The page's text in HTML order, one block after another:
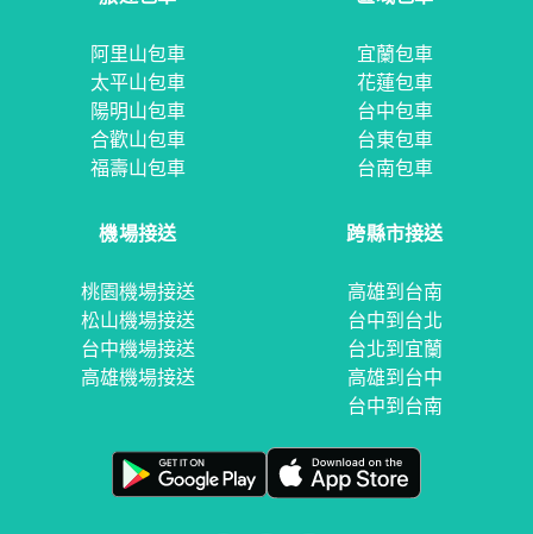
阿里山包車
太平山包車
陽明山包車
合歡山包車
福壽山包車
宜蘭包車
花蓮包車
台中包車
台東包車
台南包車
機場接送
桃園機場接送
松山機場接送
台中機場接送
高雄機場接送
跨縣市接送
高雄到台南
台中到台北
台北到宜蘭
高雄到台中
台中到台南